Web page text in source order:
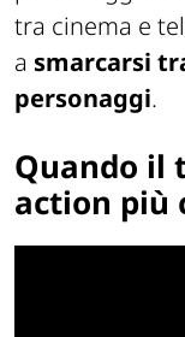
tra cinema e
a smarcarsi
personaggi.
Quando il
action più